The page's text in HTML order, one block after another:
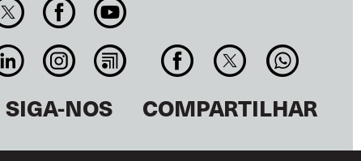
SIGA-NOS COMPARTILHAR